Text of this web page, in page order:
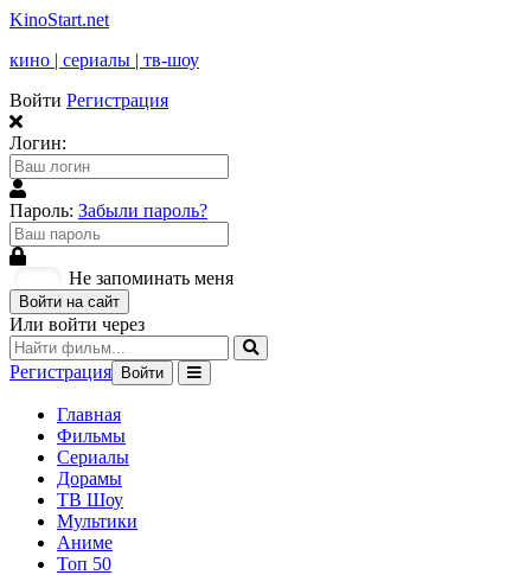
KinoStart.net
кино | сериалы | тв-шоу
Войти Регистрация
Логин:
Пароль: Забыли пароль?
Не запоминать меня
Войти на сайт
Или войти через
Регистрация Войти
Главная
Фильмы
Сериалы
Дорамы
ТВ Шоу
Мультики
Аниме
Топ 50